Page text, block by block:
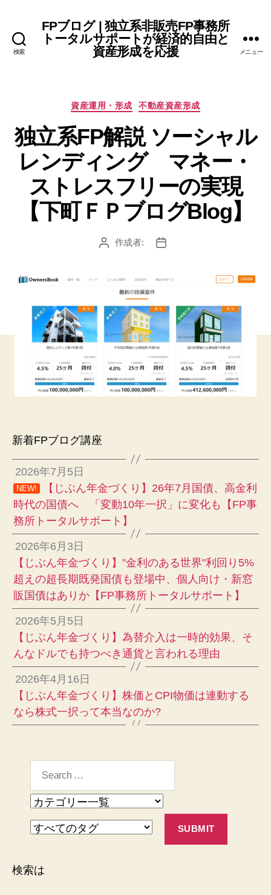
検索
FPブログ | 独立系非販売FP事務所
トータルサポートが経済的自由と
資産形成を応援
メニュー
カ
ゴ
リ
ー
資産運用・形成 不動産資産形成
独立系FP解説 ソーシャル
レンディング マネー・
ストレスフリーの実現
【下町ＦＰブログBlog】
投 作成者:
投
新着FPブログ講座
2026年7月5日
NEW!
【じぶん年金づくり】26年7月国債、高金利
時代の国債へ 「変動10年一択」に変化も【FP事
務所トータルサポート】
2026年6月3日
【じぶん年金づくり】"金利のある世界"利回り5%
超えの超長期既発国債も登場中、個人向け・新窓
販国債はありか【FP事務所トータルサポート】
2026年5月5日
【じぶん年金づくり】為替介入は一時的効果、そ
んなドルでも持つべき通貨と言われる理由
2026年4月16日
【じぶん年金づくり】株価とCPI物価は連動する
なら株式一択って本当なのか?
検索は